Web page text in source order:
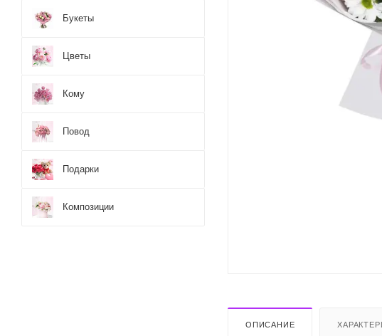
ОПИСАНИЕ
Букеты
Цветы
Кому
Повод
Подарки
Композиции